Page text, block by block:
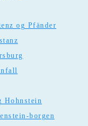
og Pfänder
Hohnstein
borgen